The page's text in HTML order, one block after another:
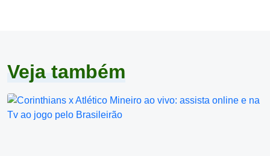
Veja também